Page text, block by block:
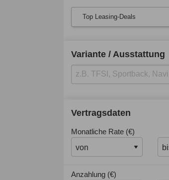
Top Leasing-Deals
Variante / Ausstattung
Vertragsdaten
Monatliche Rate (€)
Anzahlung (€)